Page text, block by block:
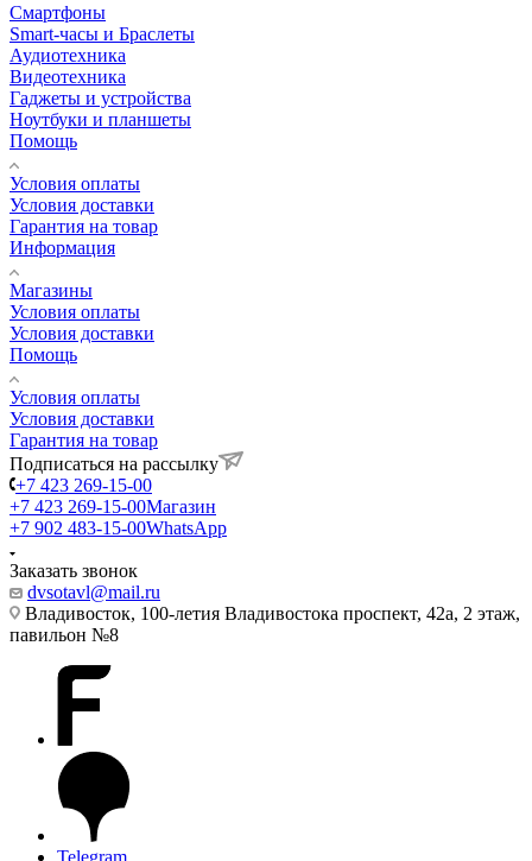
Смартфоны
Smart-часы и Браслеты
Аудиотехника
Видеотехника
Гаджеты и устройства
Ноутбуки и планшеты
Помощь
Условия оплаты
Условия доставки
Гарантия на товар
Информация
Магазины
Условия оплаты
Условия доставки
Помощь
Условия оплаты
Условия доставки
Гарантия на товар
Подписаться на рассылку
+7 423 269-15-00
+7 423 269-15-00Магазин
+7 902 483-15-00WhatsApp
Заказать звонок
dvsotavl@mail.ru
Владивосток, 100-летия Владивостока проспект, 42а, 2 этаж,
павильон №8
Telegram